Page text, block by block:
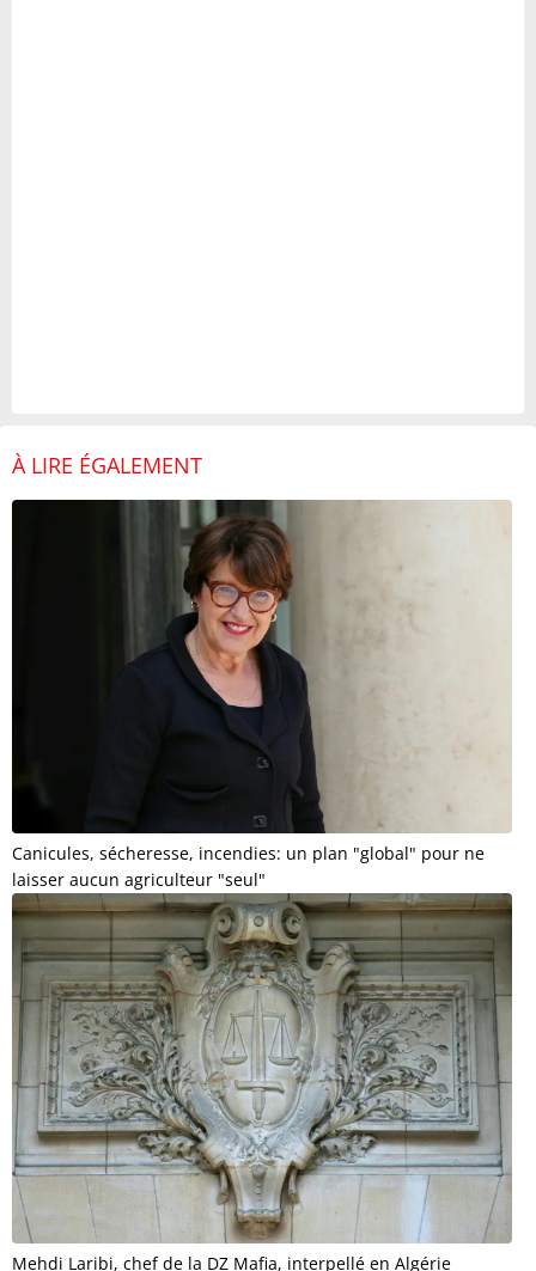
À LIRE ÉGALEMENT
Canicules, sécheresse, incendies: un plan "global" pour ne
laisser aucun agriculteur "seul"
Mehdi Laribi, chef de la DZ Mafia, interpellé en Algérie